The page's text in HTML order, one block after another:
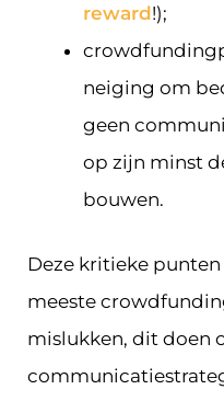
reward!);
neiging om
geen
op zijn minst
bouwen.
Deze kritieke
meeste
mislukken, dit doen